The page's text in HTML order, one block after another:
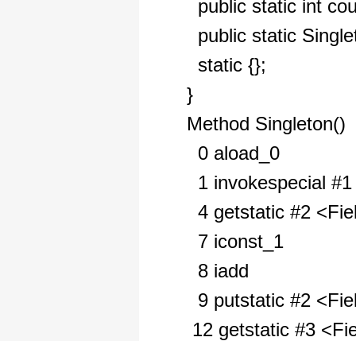
public static int
public static
static {};
}
Method Singleton()
0 aload_0
1 invokespecial
4 getstatic #2
7 iconst_1
8 iadd
9 putstatic #2
12 getstatic #3